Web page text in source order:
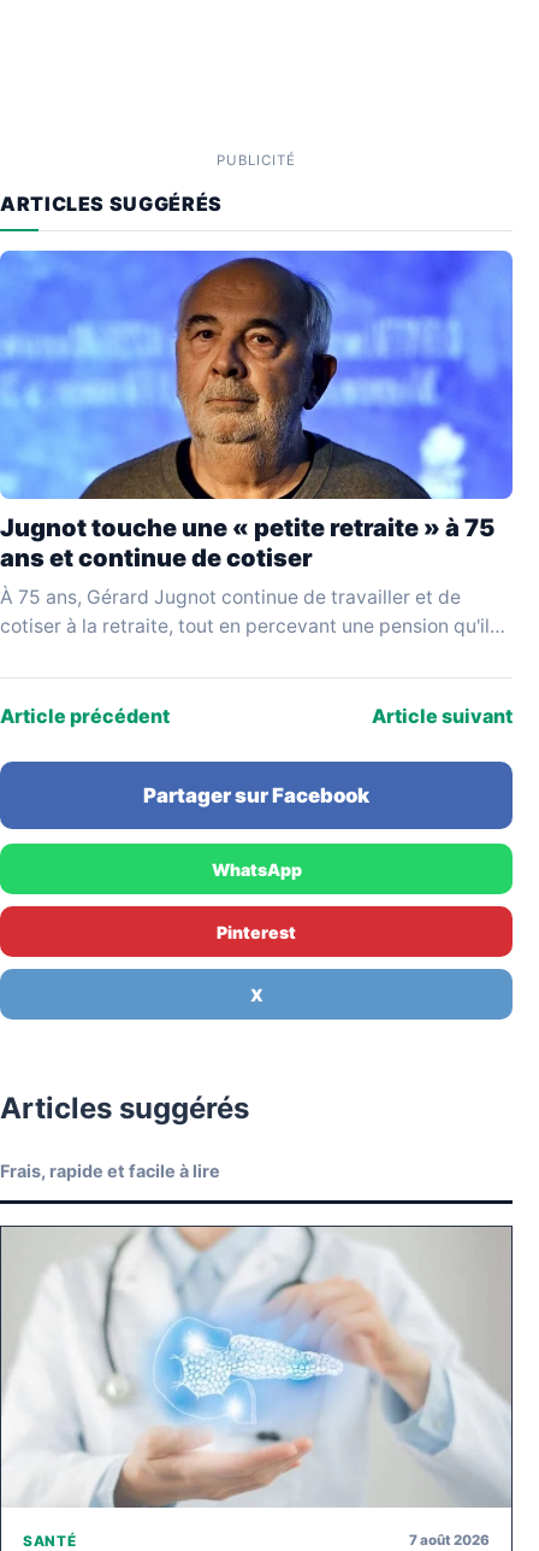
PUBLICITÉ
ARTICLES SUGGÉRÉS
Jugnot touche une « petite retraite » à 75
ans et continue de cotiser
À 75 ans, Gérard Jugnot continue de travailler et de
cotiser à la retraite, tout en percevant une pension qu'il
Article précédent Article suivant
Partager sur Facebook
WhatsApp
Pinterest
X
Articles suggérés
Frais, rapide et facile à lire
SANTÉ 7 août 2026